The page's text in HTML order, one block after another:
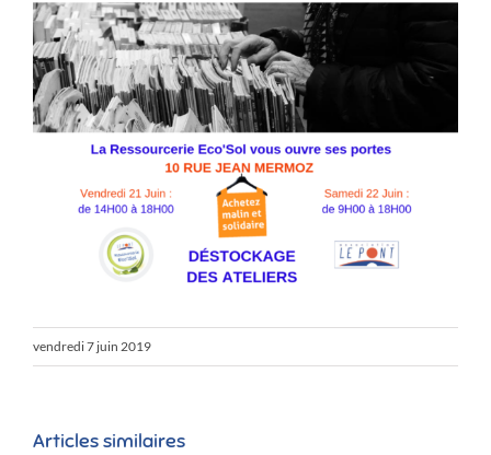
vendredi 7 juin 2019
Articles similaires